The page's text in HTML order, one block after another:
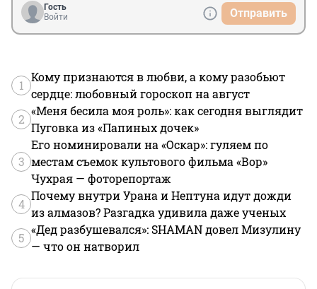
Гость
Войти
Отправить
1
Кому признаются в любви, а кому разобьют
сердце: любовный гороскоп на август
2
«Меня бесила моя роль»: как сегодня выглядит
Пуговка из «Папиных дочек»
3
Его номинировали на «Оскар»: гуляем по
местам съемок культового фильма «Вор»
Чухрая — фоторепортаж
4
Почему внутри Урана и Нептуна идут дожди
из алмазов? Разгадка удивила даже ученых
5
«Дед разбушевался»: SHAMAN довел Мизулину
— что он натворил